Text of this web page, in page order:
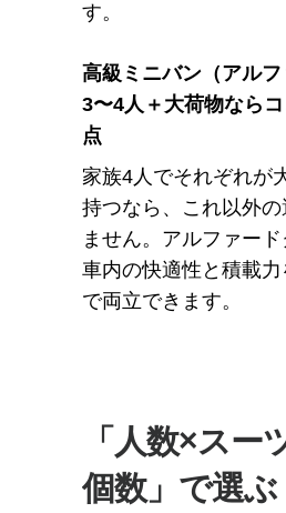
す。
高級ミニバン（アルフ
3〜4人＋大荷物なら
点
家族4人でそれぞれが
持つなら、これ以外の
ません。 アルファード
車内の快適性と積載
で両立できます。
「人数×スー
個数」で選ぶ